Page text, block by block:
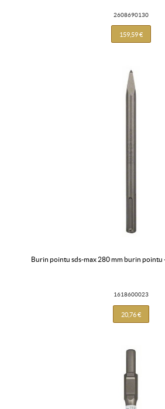
2608690130
159,59 €
burin pointu sds-max 280 mm burin
1618600023
20,76 €